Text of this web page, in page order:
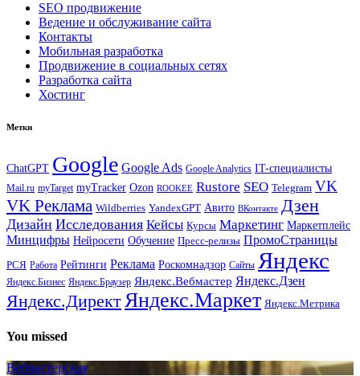
SEO продвижение
Ведение и обслуживание сайта
Контакты
Мобильная разработка
Продвижение в социальных сетях
Разработка сайта
Хостинг
Метки
ChatGPT Google Google Ads Google Analytics IT-специалисты
Mail.ru myTarget myTracker Ozon ROOKEE Rustore SEO Telegram VK
VK Реклама Wildberries YandexGPT Авито ВКонтакте Дзен
Дизайн Исследования Кейсы Курсы Маркетинг Маркетплейс
Минцифры Нейросети Обучение Пресс-релизы ПромоСтраницы
РСЯ Работа Рейтинги Реклама Роскомнадзор Сайты Яндекс
Яндекс.Бизнес Яндекс.Браузер Яндекс.Вебмастер Яндекс.Дзен
Яндекс.ДиректЯндекс.Маркет Яндекс.Метрика
You missed
Вебмастерская